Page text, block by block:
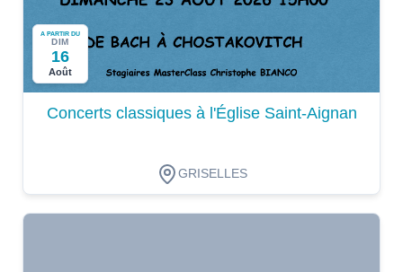
A PARTIR DU
DIM
16
Août
Concerts classiques à l'Église Saint-Aignan
GRISELLES